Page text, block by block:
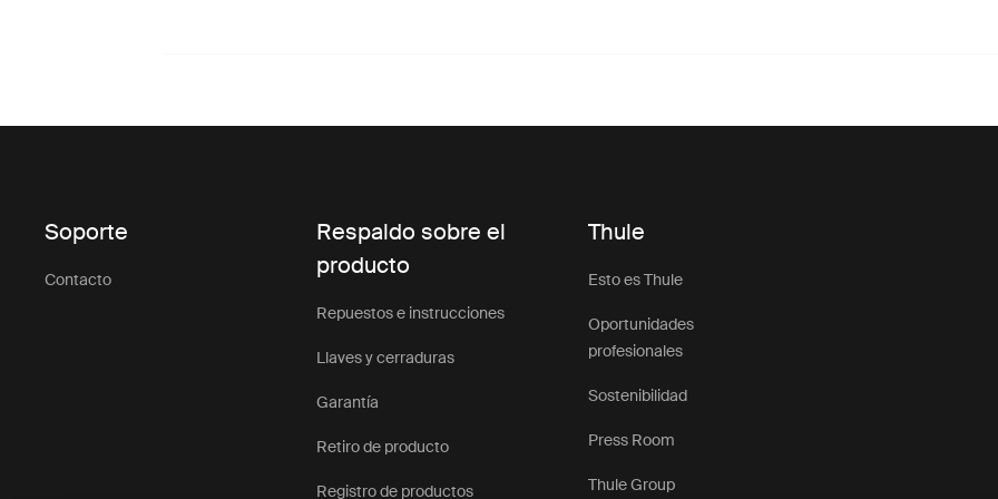
Soporte
Contacto
Respaldo sobre el
producto
Repuestos e instrucciones
Llaves y cerraduras
Garantía
Retiro de producto
Registro de productos
Thule
Esto es Thule
Oportunidades
profesionales
Sostenibilidad
Press Room
Thule Group